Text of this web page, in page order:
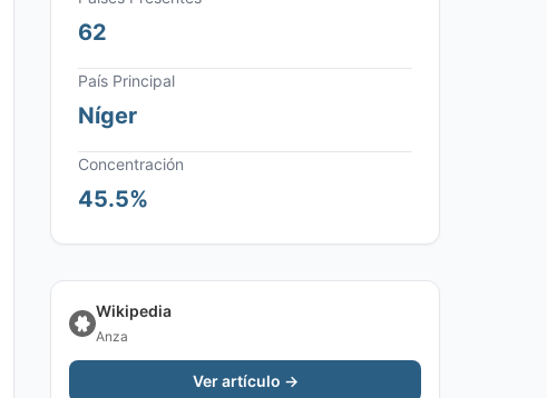
62
País Principal
Níger
Concentración
45.5%
Wikipedia
Anza
Ver artículo →